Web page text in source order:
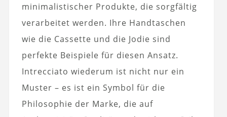
minimalistischer Produkte, die sorgfältig
verarbeitet werden. Ihre Handtaschen
wie die Cassette und die Jodie sind
perfekte Beispiele für diesen Ansatz.
Intrecciato wiederum ist nicht nur ein
Muster – es ist ein Symbol für die
Philosophie der Marke, die auf